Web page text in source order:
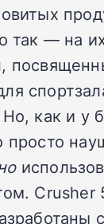
так — на
как и у
просто